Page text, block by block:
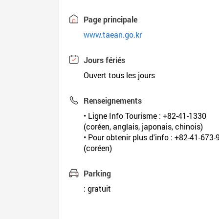
Page principale
www.taean.go.kr
Jours fériés
Ouvert tous les jours
Renseignements
• Ligne Info Tourisme : +82-41-1330
(coréen, anglais, japonais, chinois)
• Pour obtenir plus d'info : +82-41-673-
(coréen)
Parking
: gratuit